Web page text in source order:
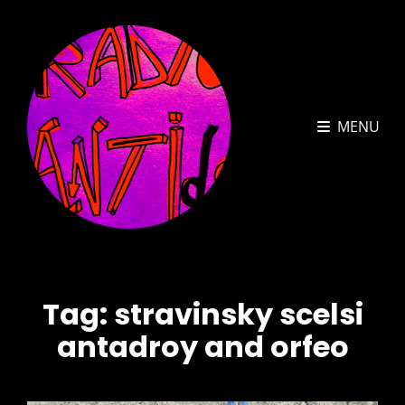
MENU
Tag: stravinsky scelsi
antadroy and orfeo